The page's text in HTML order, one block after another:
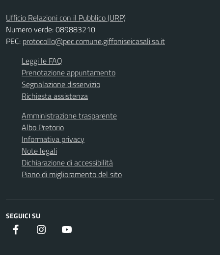
Ufficio Relazioni con il Pubblico (URP)
Numero verde: 089883210
PEC: protocollo@pec.comune.giffoniseicasali.sa.it
Leggi le FAQ
Prenotazione appuntamento
Segnalazione disservizio
Richiesta assistenza
Amministrazione trasparente
Albo Pretorio
Informativa privacy
Note legali
Dichiarazione di accessibilità
Piano di miglioramento del sito
SEGUICI SU
Facebook instagram